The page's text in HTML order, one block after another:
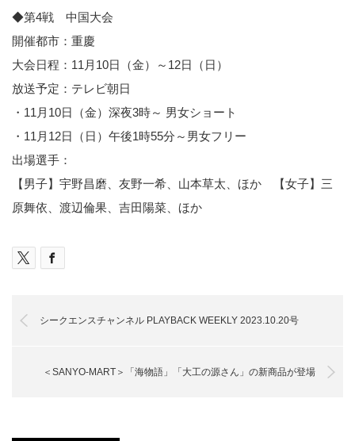
◆第4戦 中国大会
開催都市：重慶
大会日程：11月10日（金）～12日（日）
放送予定：テレビ朝日
・11月10日（金）深夜3時～ 男女ショート
・11月12日（日）午後1時55分～男女フリー
出場選手：
【男子】宇野昌磨、友野一希、山本草太、ほか 【女子】三
原舞依、渡辺倫果、吉田陽菜、ほか
シークエンスチャンネル PLAYBACK WEEKLY 2023.10.20号
＜SANYO-MART＞「海物語」「大工の源さん」の新商品が登場